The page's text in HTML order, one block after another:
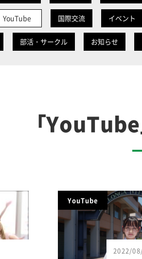
YouTube 国際交流 イベント
部活・サークル お知らせ
「YouTube
YouTube
2022/